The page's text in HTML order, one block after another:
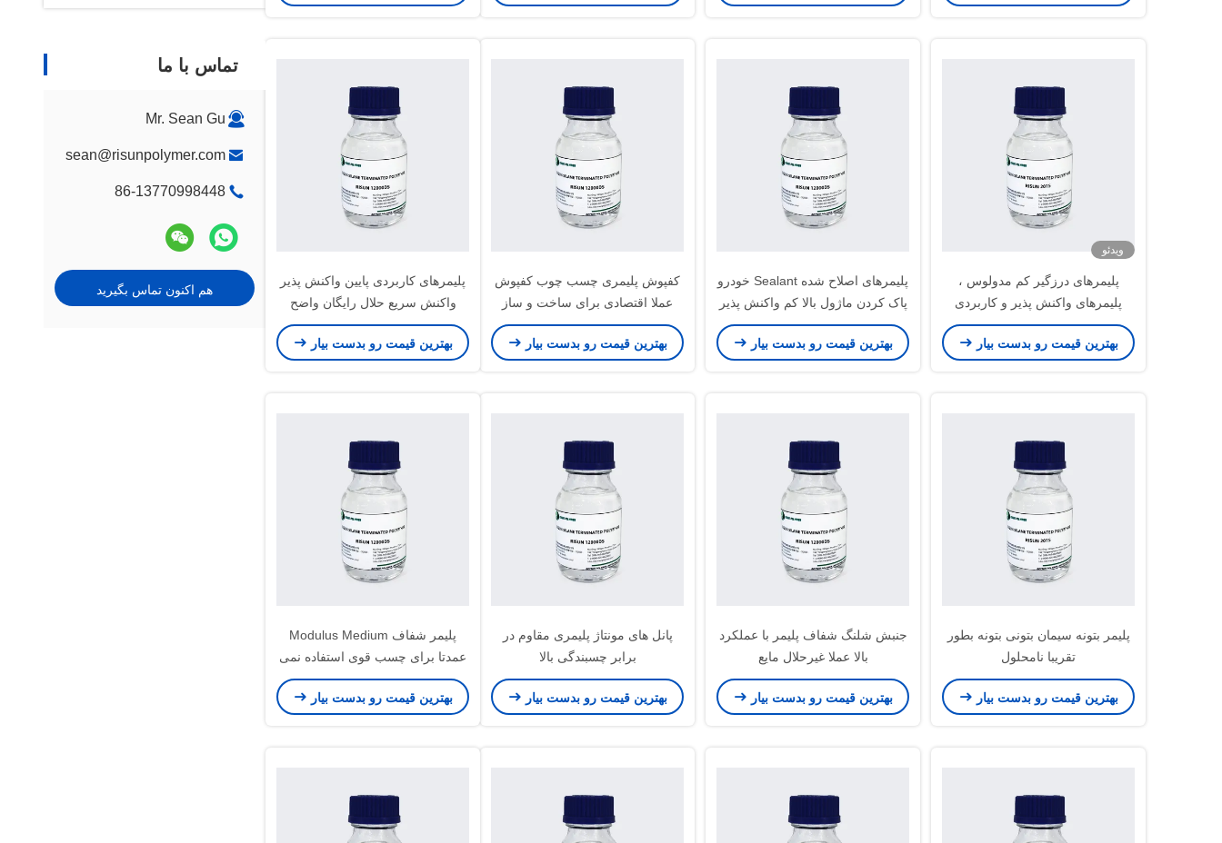
تماس با ما
Mr. Sean Gu
sean@risunpolymer.com
86-13770998448
هم اکنون تماس بگیرید
ویدئو
پلیمرهای درزگیر کم مدولوس ،
پلیمرهای واکنش پذیر و کاربردی
سازگار با محیط زیست
بهترین قیمت رو بدست بیار
پلیمرهای اصلاح شده Sealant خودرو
پاک کردن ماژول بالا کم واکنش پذیر
بهترین قیمت رو بدست بیار
کفپوش پلیمری چسب چوب کفپوش
عملا اقتصادی برای ساخت و ساز
بهترین قیمت رو بدست بیار
پلیمرهای کاربردی پایین واکنش پذیر
واکنش سریع حلال رایگان واضح
واکنش مایع
بهترین قیمت رو بدست بیار
پلیمر بتونه سیمان بتونی بتونه بطور
تقریبا نامحلول
بهترین قیمت رو بدست بیار
جنبش شلنگ شفاف پلیمر با عملکرد
بالا عملا غیرحلال مایع
بهترین قیمت رو بدست بیار
پانل های مونتاژ پلیمری مقاوم در
برابر چسبندگی بالا
بهترین قیمت رو بدست بیار
پلیمر شفاف Modulus Medium
عمدتا برای چسب قوی استفاده نمی
شود
بهترین قیمت رو بدست بیار